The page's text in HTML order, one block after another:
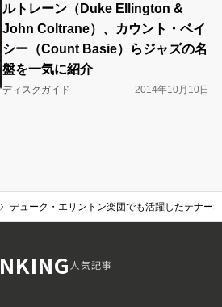
ルトレーン（Duke Ellington &
John Coltrane）、カウント・ベイ
シー（Count Basie）らジャズの名
盤を一気に紹介
ディスクガイド 2014年10月10日
デューク・エリントン楽団でも活躍したテナー
人気記事